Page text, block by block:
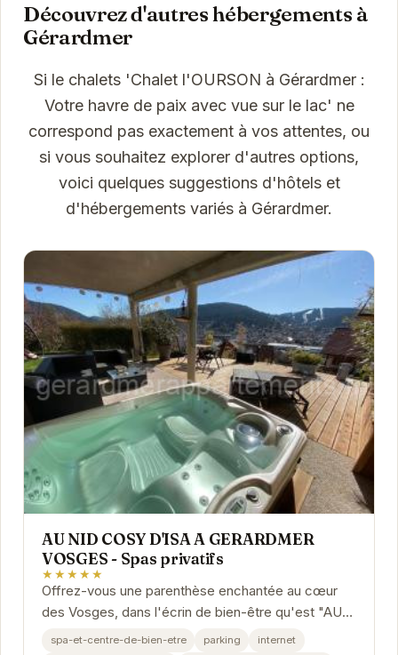
Découvrez d'autres hébergements à
Gérardmer
Si le chalets 'Chalet l'OURSON à Gérardmer :
Votre havre de paix avec vue sur le lac' ne
correspond pas exactement à vos attentes, ou
si vous souhaitez explorer d'autres options,
voici quelques suggestions d'hôtels et
d'hébergements variés à Gérardmer.
AU NID COSY D'ISA A GERARDMER
VOSGES - Spas privatifs
★★★★★
Offrez-vous une parenthèse enchantée au cœur
des Vosges, dans l'écrin de bien-être qu'est "AU
NID COSY D'ISA". Profitez d'un spa privatif pour...
spa-et-centre-de-bien-etre parking
internet